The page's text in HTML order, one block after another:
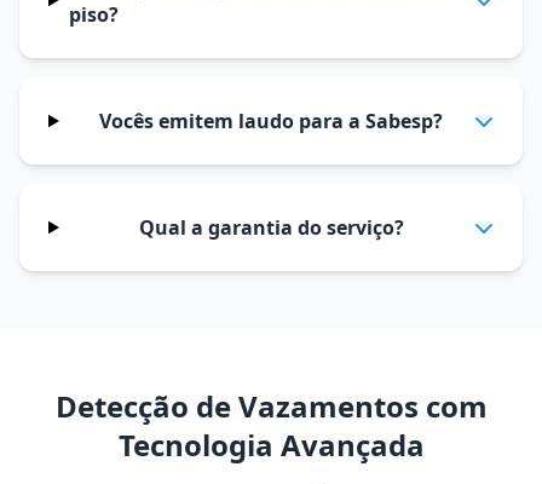
piso?
Vocês emitem laudo para a Sabesp?
Qual a garantia do serviço?
Detecção de Vazamentos com
Tecnologia Avançada